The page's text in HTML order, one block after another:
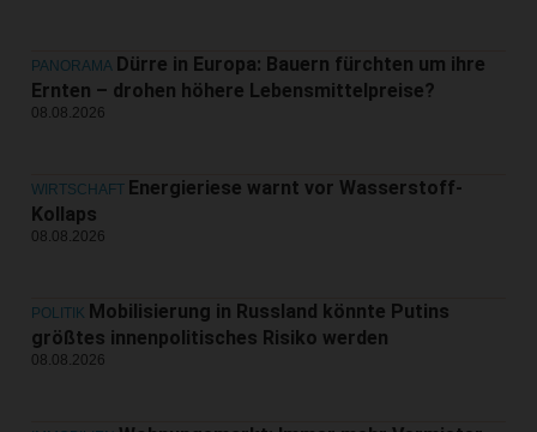
PANORAMA Dürre in Europa: Bauern fürchten um ihre
Ernten – drohen höhere Lebensmittelpreise?
08.08.2026
WIRTSCHAFT Energieriese warnt vor Wasserstoff-
Kollaps
08.08.2026
POLITIK Mobilisierung in Russland könnte Putins
größtes innenpolitisches Risiko werden
08.08.2026